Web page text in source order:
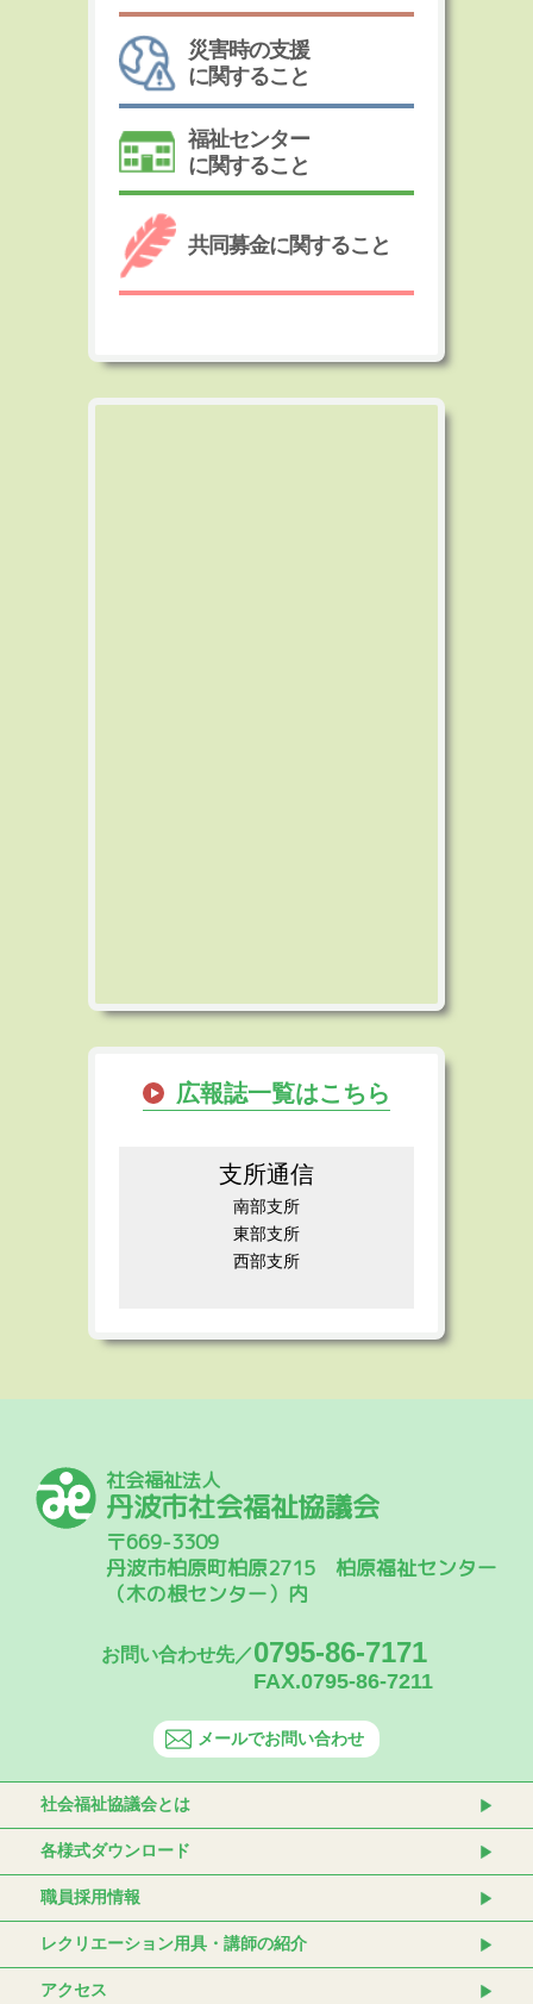
災害時の支援
に関すること
福祉センター
に関すること
共同募金に関すること
広報誌一覧はこちら
支所通信
南部支所
東部支所
西部支所
社会福祉法人
丹波市社会福祉協議会
〒669-3309
丹波市柏原町柏原2715 柏原福祉センター
（木の根センター）内
お問い合わせ先／0795-86-7171
FAX.0795-86-7211
メールでお問い合わせ
社会福祉協議会とは
各様式ダウンロード
職員採用情報
レクリエーション用具・講師の紹介
アクセス